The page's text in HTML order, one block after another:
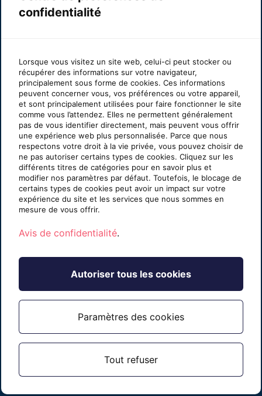
À propos
Survol de l’entreprise
Équipe Sherweb
Blogue (en anglais seulement)
Événements (en anglais seulement)
Nouvelles
Carrières
Documentation juridique
© Sherweb, 2026 — Tous droits réservés
Avis de confidentialité
confidentialité
Lorsque vous visitez un site web, celui-ci peut stocker ou
récupérer des informations sur votre navigateur,
principalement sous forme de cookies. Ces informations
peuvent concerner vous, vos préférences ou votre appareil,
et sont principalement utilisées pour faire fonctionner le site
comme vous l’attendez. Elles ne permettent généralement
pas de vous identifier directement, mais peuvent vous offrir
une expérience web plus personnalisée. Parce que nous
respectons votre droit à la vie privée, vous pouvez choisir de
ne pas autoriser certains types de cookies. Cliquez sur les
différents titres de catégories pour en savoir plus et
modifier nos paramètres par défaut. Toutefois, le blocage de
certains types de cookies peut avoir un impact sur votre
expérience du site et les services que nous sommes en
mesure de vous offrir.
Avis de confidentialité.
Autoriser tous les cookies
Paramètres des cookies
Tout refuser